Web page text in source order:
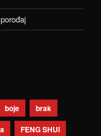
boje
brak
FENG SHUI